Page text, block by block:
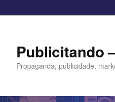
Publicitando
Propaganda, publicidade,